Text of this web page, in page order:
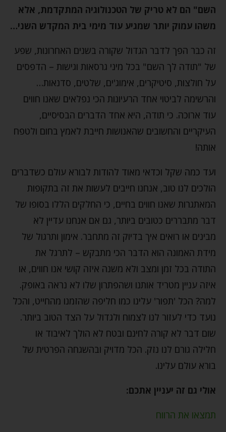
השם" הם לא טריק של הטכנולוגיה המתקדמת, אלא
משהו עמוק יותר שמגיע עוד מימי בית המקדש השני…
זה כבר הפך לדבר הגדול שקורה בשנים האחרונות, שפע
של "תודה לך השם" בכל מיני גרסאות וגישות – הדפסים
על חולצות, סיטיקרים, אימוג'ים, שלטים, סדנאות…
והרשימה לביטוי אחד הרעיונות הכי נפלאים שאנו חווים
עוד ארוכה. כי תודה, היא אחד הדברים הבסיסיים,
העיקריים והחשובים שהאנושות חייבת לאמץ בחום ולטפח
אותה!
ועד כמה שקל וכדאי מאוד להודות לבורא עולם כשדברים
הולכים לנו טוב, אנחנו חייבים לעשות את זה בתקופות
המאתגרות שאנו חווים בחיים, כי החלקים הללו בסופו של
דבר מתבררים כטובים ביותר, גם אם אנחנו עדיין לא
מבינים או רואים איך בדיוק זה מתחבר. אימון ותרגול של
מידת האמונה הוא הדבר הכי מתבקש – לתרגל את
התודה בכל זמן ומצב ולא משנה איזה קושי אנו חווים, או
איזה עניין מטריד אותנו ושהפתרון שלו לא נראה באופק.
למה? הכל 'תפור' עלינו כמו חליפה שהזמנו מהחייט, והכל
נועד כדי לעזור לנו לצמוח ולגדול על הצד הטוב ביותר.
שום דבר לא קורה לחינם ובטח לא הולך לאיבוד או
חלילה גורם לנו נזק. הכל מדויק ובהשגחה הפרטית של
בורא עולם עלינו.
אולי גם זה יעניין אתכם:
תמצאו את הרווח